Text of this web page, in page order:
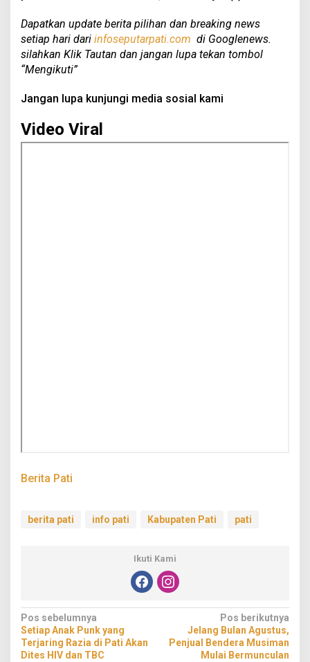
Dapatkan update berita pilihan dan breaking news
setiap hari dari infoseputarpati.com di Googlenews.
silahkan Klik Tautan dan jangan lupa tekan tombol
“Mengikuti”
Jangan lupa kunjungi media sosial kami
Video Viral
Berita Pati
berita pati info pati Kabupaten Pati pati
Ikuti Kami
Navigasi
pos
Pos sebelumnya
Setiap Anak Punk yang
Terjaring Razia di Pati Akan
Dites HIV dan TBC
Pos berikutnya
Jelang Bulan Agustus,
Penjual Bendera Musiman
Mulai Bermunculan